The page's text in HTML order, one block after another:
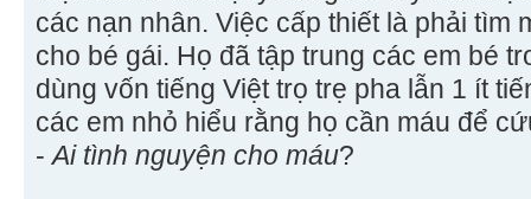
các nạn nhân. Việc cấp thiết là phải tìm
cho bé gái. Họ đã tập trung các em bé
dùng vốn tiếng Việt trọ trẹ pha lẫn 1 ít
các em nhỏ hiểu rằng họ cần máu để
-Ai tình nguyện cho máu?